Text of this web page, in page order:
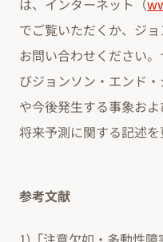
は、インターネット（
でご覧いただくか、ジ
お問い合わせください
びジョンソン・エンド
や今後発生する事象およ
将来予測に関する記述を
参考文献